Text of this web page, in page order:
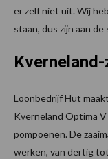
er zelf niet uit. Wij
staan, dus zijn aan de
Loonbedrijf Hut
Kverneland Optima
pompoenen. De
werken, van dertig